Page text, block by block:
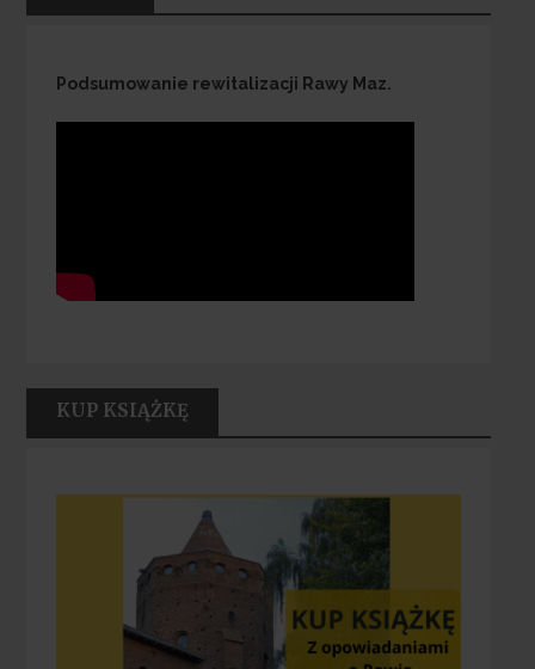
Podsumowanie rewitalizacji Rawy Maz.
KUP KSIĄŻKĘ